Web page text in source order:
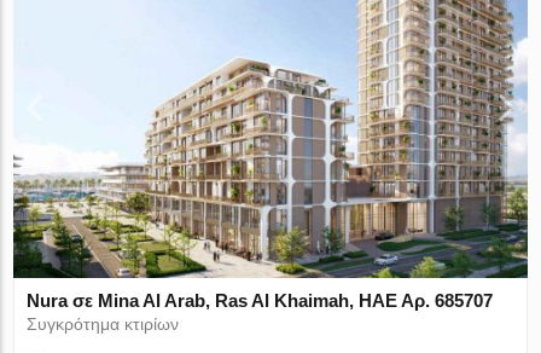
Nura σε Mina Al Arab, Ras Al Khaimah, ΗΑΕ Αρ. 685707
Συγκρότημα κτιρίων